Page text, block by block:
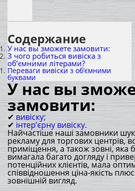
Содержание
У нас вы зможете замовити:
З чого робиться вивіска з
об’ємними літерами?
Переваги вивіски з об’ємними
буквами
У нас вы
замовити:
✔ вивіску;
✔ інтер’єрну вивіску.
Найчастіше наші замовники
рекламу для торгових центрів,
приміщення, а також зовні, яка
вимагала багато догляду і
потенційних клієнтів, мала
співвідношення ціна-якість
зовнішній вигляд.